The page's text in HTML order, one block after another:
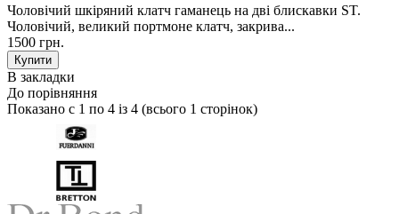
Чоловічий шкіряний клатч гаманець на дві блискавки ST.
Чоловічий, великий портмоне клатч, закрива...
1500 грн.
В закладки
До порівняння
Показано с 1 по 4 із 4 (всього 1 сторінок)